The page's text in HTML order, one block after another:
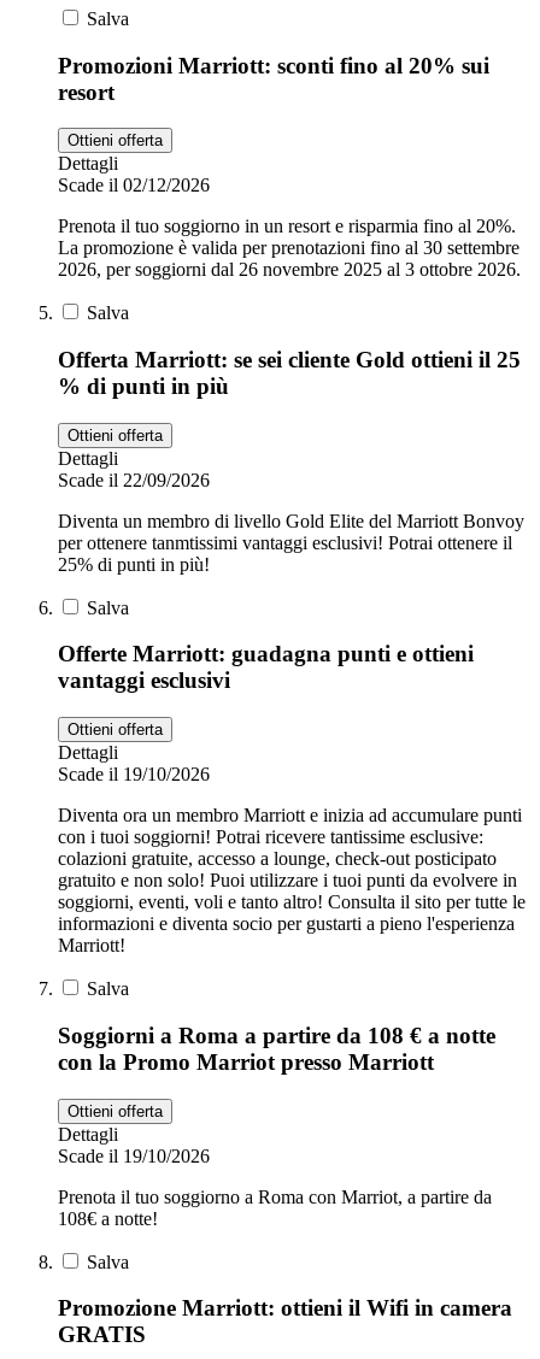
Salva
Promozioni Marriott: sconti fino al 20% sui
resort
Ottieni offerta
Dettagli
Scade il 02/12/2026
Prenota il tuo soggiorno in un resort e risparmia fino al 20%.
La promozione è valida per prenotazioni fino al 30 settembre
2026, per soggiorni dal 26 novembre 2025 al 3 ottobre 2026.
Salva
Offerta Marriott: se sei cliente Gold ottieni il 25
% di punti in più
Ottieni offerta
Dettagli
Scade il 22/09/2026
Diventa un membro di livello Gold Elite del Marriott Bonvoy
per ottenere tanmtissimi vantaggi esclusivi! Potrai ottenere il
25% di punti in più!
Salva
Offerte Marriott: guadagna punti e ottieni
vantaggi esclusivi
Ottieni offerta
Dettagli
Scade il 19/10/2026
Diventa ora un membro Marriott e inizia ad accumulare punti
con i tuoi soggiorni! Potrai ricevere tantissime esclusive:
colazioni gratuite, accesso a lounge, check-out posticipato
gratuito e non solo! Puoi utilizzare i tuoi punti da evolvere in
soggiorni, eventi, voli e tanto altro! Consulta il sito per tutte le
informazioni e diventa socio per gustarti a pieno l'esperienza
Marriott!
Salva
Soggiorni a Roma a partire da 108 € a notte
con la Promo Marriot presso Marriott
Ottieni offerta
Dettagli
Scade il 19/10/2026
Prenota il tuo soggiorno a Roma con Marriot, a partire da
108€ a notte!
Salva
Promozione Marriott: ottieni il Wifi in camera
GRATIS